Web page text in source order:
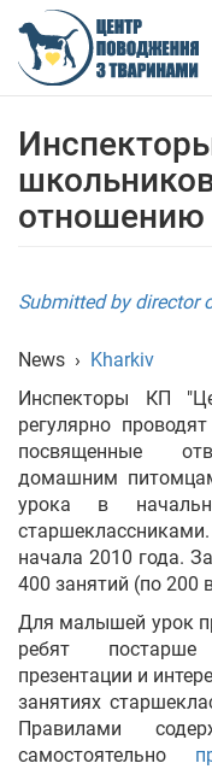
main
content
ABOUT US
NEWS
АНКЕТИ ТВАРИН
CONTACTS
Submitted bydirector
News › Kharkiv
Инспекторы КП
регулярно
посвященные
домашним
урока в
начала 2010 года.
400 занятий (по 200
Для малышей урок
ребят постарше
презентации и
занятиях
Правилами
самостоятельно